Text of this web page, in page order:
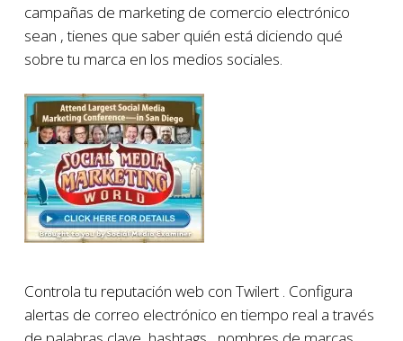
campañas de marketing de comercio electrónico
sean , tienes que saber quién está diciendo qué
sobre tu marca en los medios sociales.
Controla tu reputación web con Twilert . Configura
alertas de correo electrónico en tiempo real a través